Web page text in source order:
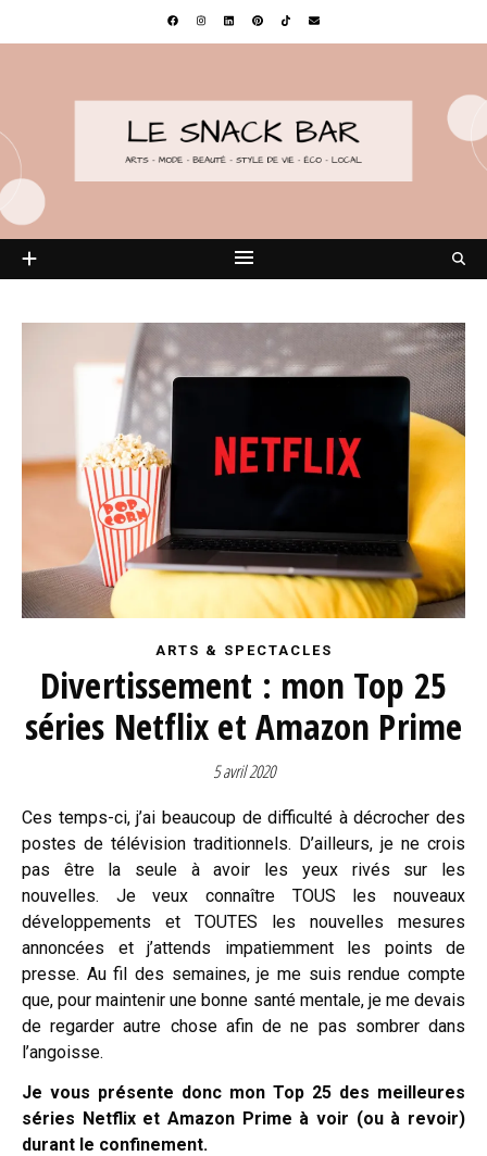
ARTS & SPECTACLES
Divertissement : mon Top 25
séries Netflix et Amazon Prime
5 avril 2020
Ces temps-ci, j’ai beaucoup de difficulté à décrocher des
postes de télévision traditionnels. D’ailleurs, je ne crois
pas être la seule à avoir les yeux rivés sur les
nouvelles. Je veux connaître TOUS les nouveaux
développements et TOUTES les nouvelles mesures
annoncées et j’attends impatiemment les points de
presse. Au fil des semaines, je me suis rendue compte
que, pour maintenir une bonne santé mentale, je me devais
de regarder autre chose afin de ne pas sombrer dans
l’angoisse.
Je vous présente donc mon Top 25 des meilleures
séries Netflix et Amazon Prime à voir (ou à revoir)
durant le confinement.